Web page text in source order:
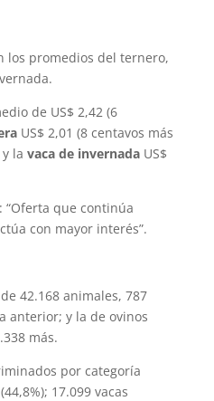
los promedios del ternero,
de US$ 2,42 (6
US$ 2,01 (8 centavos más
la vaca de invernadaUS$
“Oferta que continúa
con mayor interés”.
42.168 animales, 787
anterior; y la de ovinos
más.
por categoría
17.099 vacas